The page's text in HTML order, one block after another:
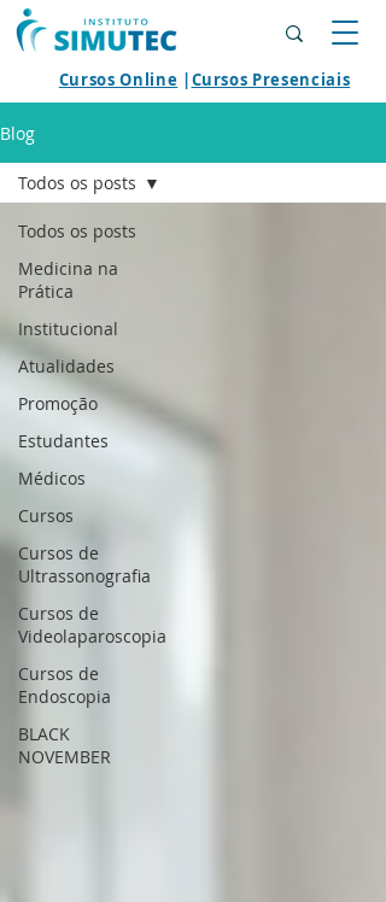
Cursos Online |Cursos Presenciais
Blog
Todos os posts
Medicina na
Prática
Institucional
Atualidades
Promoção
Estudantes
Médicos
Cursos
Cursos de
Ultrassonografia
Cursos de
Videolaparoscopia
Cursos de
Endoscopia
BLACK
NOVEMBER
Todos os posts